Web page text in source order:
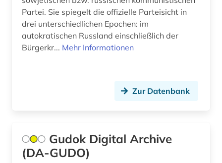
großbritannien (25)
grönland (1)
hannover (1)
haßgau (1)
Partei. Sie spiegelt die offizielle Parteisicht in
drei unterschiedlichen Epochen: im
autokratischen Russland einschließlich der
Bürgerkr... Mehr Informationen
Zur Datenbank
Gudok Digital Archive
(DA-GUDO)